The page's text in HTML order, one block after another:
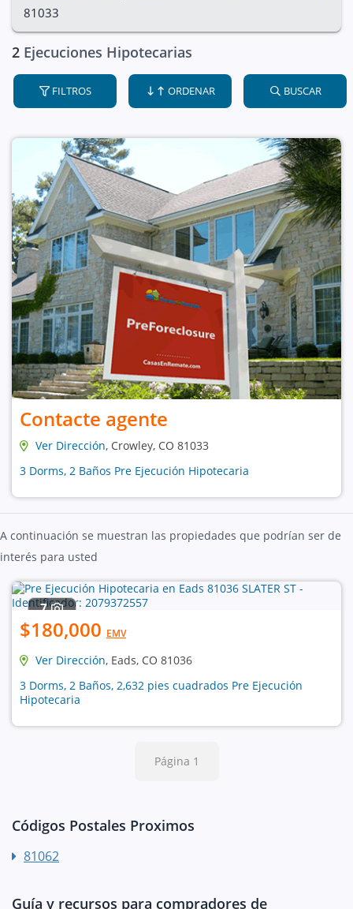
81033
2 Ejecuciones Hipotecarias
FILTROS ORDENAR BUSCAR
Contacte agente
Ver Dirección, Crowley, CO 81033
3 Dorms, 2 Baños Pre Ejecución Hipotecaria
A continuación se muestran las propiedades que podrían ser de
interés para usted
7
$180,000 EMV
Ver Dirección, Eads, CO 81036
3 Dorms, 2 Baños, 2,632 pies cuadrados Pre Ejecución
Hipotecaria
Página 1
Códigos Postales Proximos
81062
Guía y recursos para compradores de